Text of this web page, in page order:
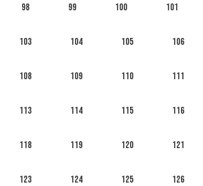
98 99 100 101
103 104 105 106
108 109 110 111
113 114 115 116
118 119 120 121
123 124 125 126